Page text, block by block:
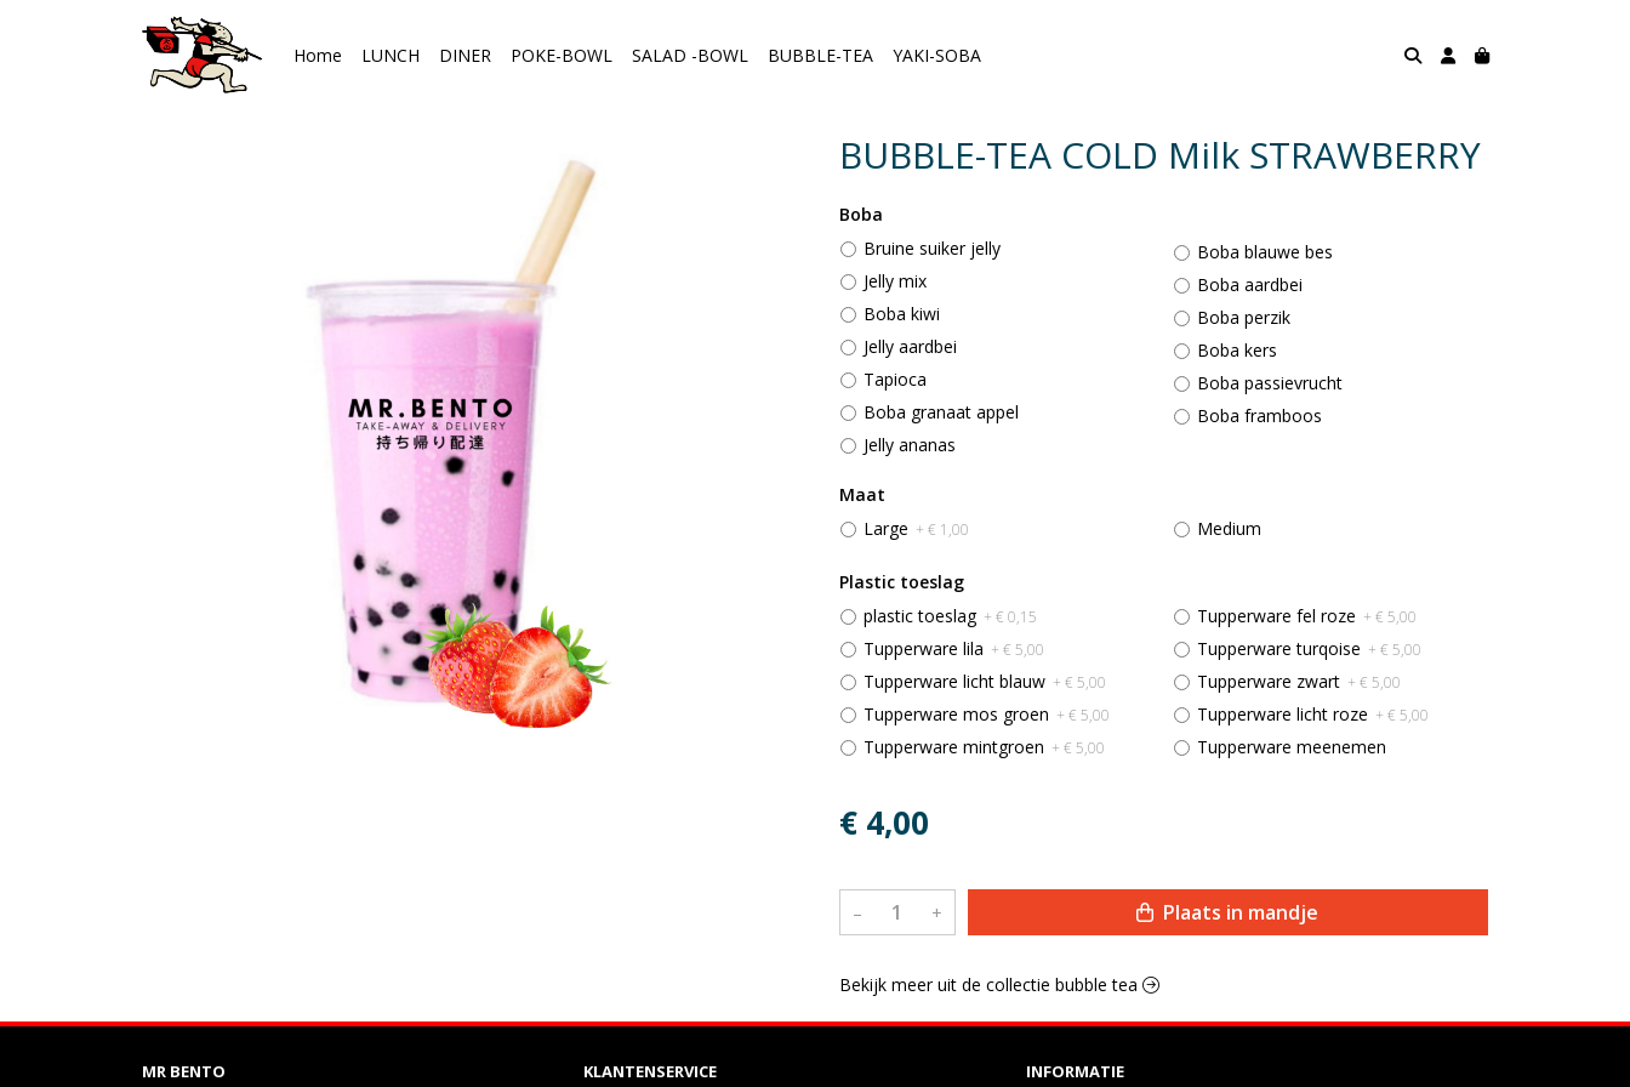
Home LUNCH DINER POKE-BOWL SALAD -BOWL BUBBLE-TEA YAKI-SOBA
BUBBLE-TEA COLD Milk STRAWBERRY
Boba
Bruine suiker jelly
Jelly mix
Boba kiwi
Jelly aardbei
Tapioca
Boba granaat appel
Jelly ananas
Boba blauwe bes
Boba aardbei
Boba perzik
Boba kers
Boba passievrucht
Boba framboos
Maat
Large + € 1,00 Medium
Plastic toeslag
plastic toeslag + € 0,15
Tupperware lila + € 5,00
Tupperware licht blauw + € 5,00
Tupperware mos groen + € 5,00
Tupperware mintgroen + € 5,00
Tupperware fel roze + € 5,00
Tupperware turqoise + € 5,00
Tupperware zwart + € 5,00
Tupperware licht roze + € 5,00
Tupperware meenemen
€ 4,00
– + Plaats in mandje
Bekijk meer uit de collectie bubble tea
MR BENTO KLANTENSERVICE INFORMATIE